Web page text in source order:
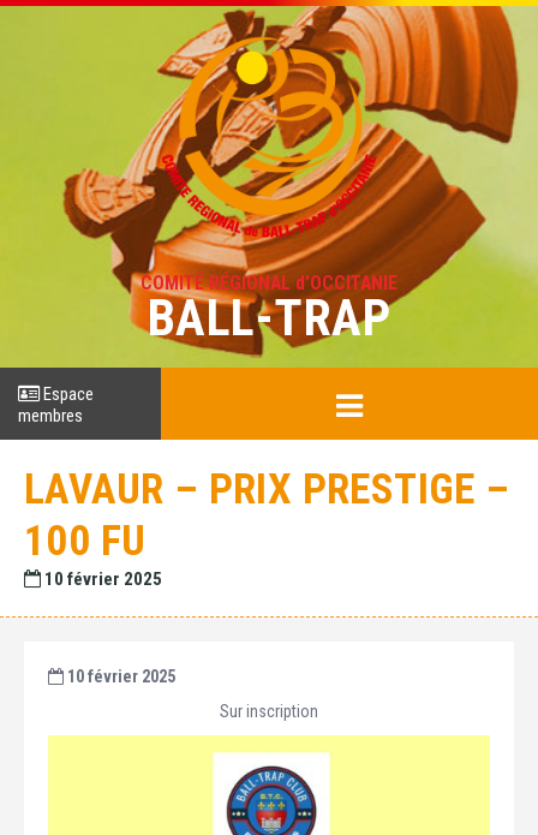
COMITÉ RÉGIONAL d'OCCITANIE
BALL-TRAP
Espace
membres
LAVAUR – PRIX PRESTIGE –
100 FU
10 février 2025
10 février 2025
Sur inscription